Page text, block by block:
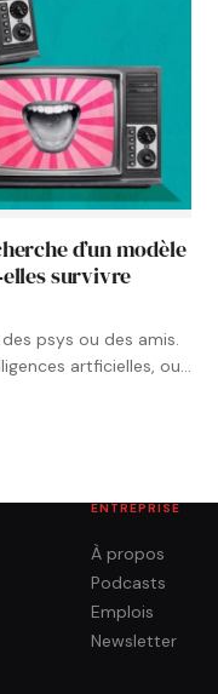
d’un modèle
survivre
psys ou des amis.
artficielles, ou…
ENTREPRISE
À propos
Podcasts
Emplois
Newsletter